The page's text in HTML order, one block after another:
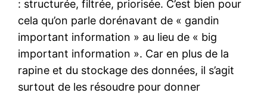
: structurée, filtrée, priorisée. C’est bien pour
cela qu’on parle dorénavant de « gandin
important information » au lieu de « big
important information ». Car en plus de la
rapine et du stockage des données, il s’agit
surtout de les résoudre pour donner